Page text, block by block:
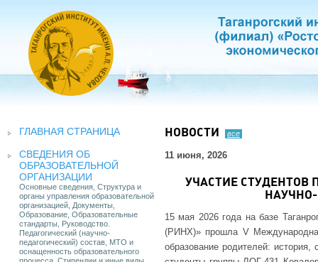
ГЛАВНАЯ СТРАНИЦА
СВЕДЕНИЯ ОБ
ОБРАЗОВАТЕЛЬНОЙ
ОРГАНИЗАЦИИ
Основные сведения, Структура и
органы управления образовательной
организацией, Документы,
Образование, Образовательные
стандарты, Руководство.
Педагогический (научно-
педагогический) состав, МТО и
оснащенность образовательного
НОВОСТИ все
11 июня, 2026
УЧАСТИЕ
15 мая 2026 года на базе
(РИНХ)» прошла V Международная
образование родителей: история,